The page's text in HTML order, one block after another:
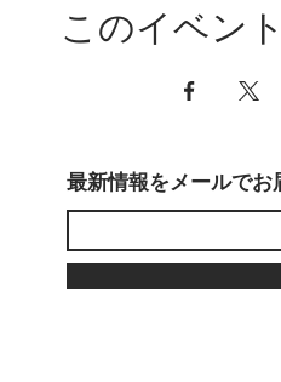
このイベン
最新情報をメールでお